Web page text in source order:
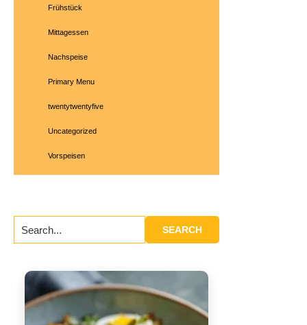
Frühstück
Mittagessen
Nachspeise
Primary Menu
twentytwentyfive
Uncategorized
Vorspeisen